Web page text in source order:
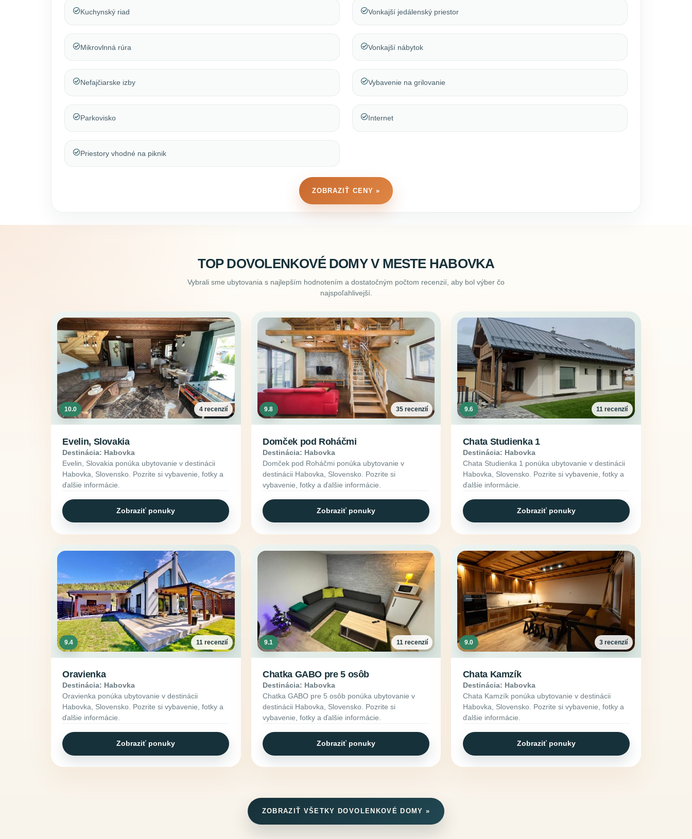
Kuchynský riad
Mikrovlnná rúra
Nefajčiarske izby
Parkovisko
Priestory vhodné na piknik
Vonkajší jedálenský priestor
Vonkajší nábytok
Vybavenie na grilovanie
Internet
ZOBRAZIŤ CENY »
TOP DOVOLENKOVÉ DOMY V MESTE HABOVKA
Vybrali sme ubytovania s najlepším hodnotením a dostatočným počtom recenzií, aby bol výber čo
najspoľahlivejší.
10.0 4 recenzií
Evelin, Slovakia
Destinácia: Habovka
Evelin, Slovakia ponúka ubytovanie v destinácii
Habovka, Slovensko. Pozrite si vybavenie, fotky a
ďalšie informácie.
Zobraziť ponuky
9.8 35 recenzií
Domček pod Roháčmi
Destinácia: Habovka
Domček pod Roháčmi ponúka ubytovanie v
destinácii Habovka, Slovensko. Pozrite si
vybavenie, fotky a ďalšie informácie.
Zobraziť ponuky
9.6 11 recenzií
Chata Studienka 1
Destinácia: Habovka
Chata Studienka 1 ponúka ubytovanie v destinácii
Habovka, Slovensko. Pozrite si vybavenie, fotky a
ďalšie informácie.
Zobraziť ponuky
9.4 11 recenzií
Oravienka
Destinácia: Habovka
Oravienka ponúka ubytovanie v destinácii
Habovka, Slovensko. Pozrite si vybavenie, fotky a
ďalšie informácie.
Zobraziť ponuky
9.1 11 recenzií
Chatka GABO pre 5 osôb
Destinácia: Habovka
Chatka GABO pre 5 osôb ponúka ubytovanie v
destinácii Habovka, Slovensko. Pozrite si
vybavenie, fotky a ďalšie informácie.
Zobraziť ponuky
9.0 3 recenzií
Chata Kamzík
Destinácia: Habovka
Chata Kamzík ponúka ubytovanie v destinácii
Habovka, Slovensko. Pozrite si vybavenie, fotky a
ďalšie informácie.
Zobraziť ponuky
ZOBRAZIŤ VŠETKY DOVOLENKOVÉ DOMY »